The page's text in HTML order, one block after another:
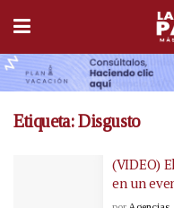
Etiqueta:Disgusto
(VIDEO)
en un